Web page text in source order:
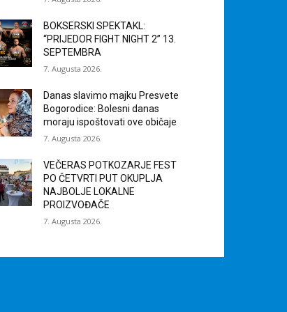
BOKSERSKI SPEKTAKL:
“PRIJEDOR FIGHT NIGHT 2” 13.
SEPTEMBRA
7. Augusta 2026.
Danas slavimo majku Presvete
Bogorodice: Bolesni danas
moraju ispoštovati ove običaje
7. Augusta 2026.
VEČERAS POTKOZARJE FEST
PO ČETVRTI PUT OKUPLJA
NAJBOLJE LOKALNE
PROIZVOĐAČE
7. Augusta 2026.